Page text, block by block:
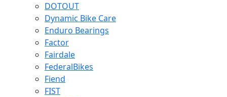
DOTOUT
Dynamic Bike Care
Enduro Bearings
Factor
Fairdale
FederalBikes
Fiend
FIST